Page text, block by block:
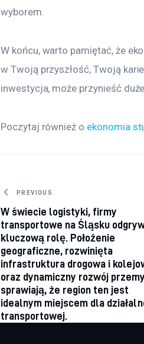
wyborem.
W końcu, warto pamiętać, że
w Twoją przyszłość, Twoją
inwestycja, może przynieść
Poczytaj również o ekonomia
Nawigacja wpisu
PREVIOUS
W świecie logistyki, firmy
transportowe na Śląsku
kluczową rolę. Położenie
geograficzne, rozwinięta
infrastruktura drogowa i
oraz dynamiczny rozwój
sprawiają, że region ten jest
idealnym miejscem dla
transportowej.